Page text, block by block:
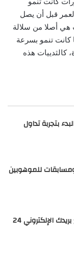
قبل أن يصل
هي أصلا من سلالة
كانت تنمو بسرعة
هذه
بتجربة تداول
للموهوبين
جهاز يمكنك من التواصل مع بريدك الإلكتروني 24